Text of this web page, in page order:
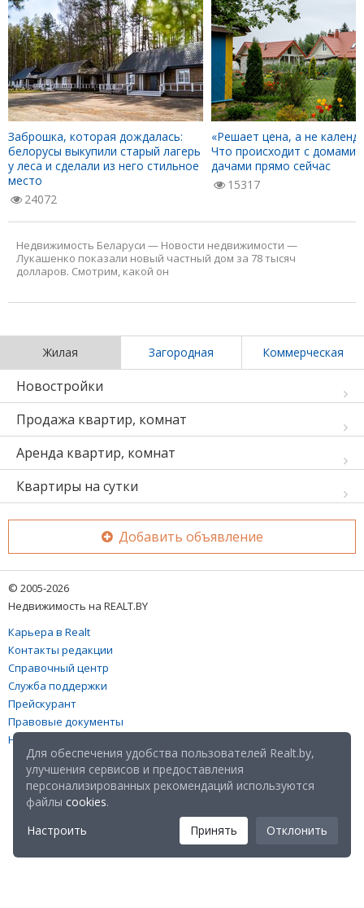
Заброшка, которая дождалась:
белорусы выкупили старый лагерь
у леса и сделали из него стильное
место
24072
«Решает цена, а не
Что происходит с домами
дачами прямо сейчас
15317
Недвижимость Беларуси — Новости недвижимости —
Лукашенко показали новый частный дом за 78 тысяч
долларов. Смотрим, какой он
Жилая Загородная Коммерческая
Новостройки
Продажа квартир, комнат
Аренда квартир, комнат
Квартиры на сутки
Добавить объявление
© 2005-2026
Недвижимость на REALT.BY
Карьера в Realt
Контакты редакции
Справочный центр
Служба поддержки
Прейскурант
Правовые документы
Настройка файлов cookies
Для обеспечения удобства пользователей Realt.by,
улучшения сервисов и предоставления
персонализированных рекомендаций используются
файлы cookies.
Настроить
Принять Отклонить